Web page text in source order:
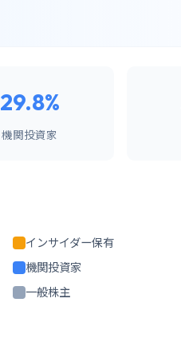
29.8%
機関投資家
インサイダー保有
機関投資家
一般株主